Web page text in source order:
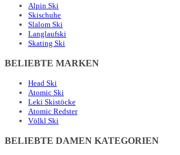
Alpin Ski
Skischuhe
Slalom Ski
Langlaufski
Skating Ski
BELIEBTE MARKEN
Head Ski
Atomic Ski
Leki Skistöcke
Atomic Redster
Völkl Ski
BELIEBTE DAMEN KATEGORIEN